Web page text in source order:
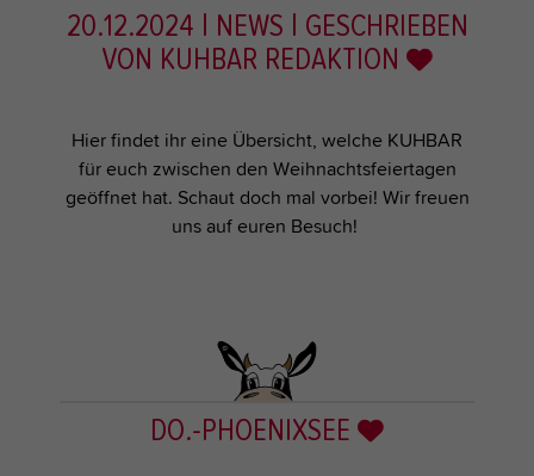
20.12.2024 | NEWS | GESCHRIEBEN
VON KUHBAR REDAKTION
Hier findet ihr eine Übersicht, welche KUHBAR
für euch zwischen den Weihnachtsfeiertagen
geöffnet hat. Schaut doch mal vorbei! Wir freuen
uns auf euren Besuch!
DO.-PHOENIXSEE